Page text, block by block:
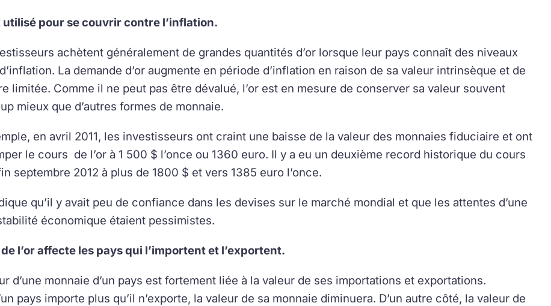
utilisé pour se couvrir contre l’inflation.
achètent généralement de grandes quantités d’or lorsque leur pays connaît des niveaux
La demande d’or augmente en période d’inflation en raison de sa valeur intrinsèque et de
limitée. Comme il ne peut pas être dévalué, l’or est en mesure de conserver sa valeur souvent
mieux que d’autres formes de monnaie.
en avril 2011, les investisseurs ont craint une baisse de la valeur des monnaies fiduciaire et ont
le cours de l’or à 1 500 $ l’once ou 1360 euro. Il y a eu un deuxième record historique du cours
septembre 2012 à plus de 1800 $ et vers 1385 euro l’once.
qu’il y avait peu de confiance dans les devises sur le marché mondial et que les attentes d’une
économique étaient pessimistes.
l’or affecte les pays qui l’importent et l’exportent.
d’une monnaie d’un pays est fortement liée à la valeur de ses importations et exportations.
pays importe plus qu’il n’exporte, la valeur de sa monnaie diminuera. D’un autre côté, la valeur de